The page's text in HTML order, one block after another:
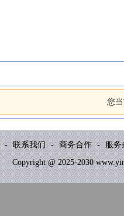
您
- 联系我们 - 商务合作 - 服务
Copyright @ 2025-2030